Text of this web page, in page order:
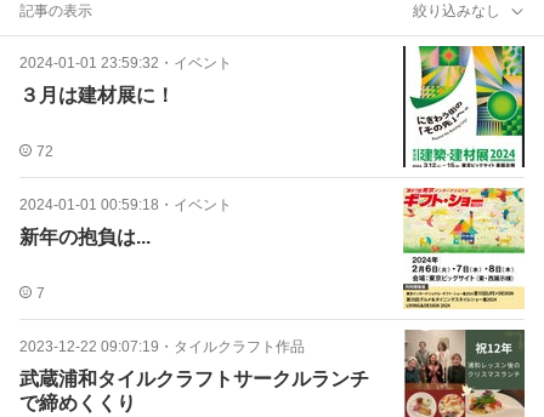
記事の表示 絞り込みなし
2024-01-01 23:59:32 ・ イベント
３月は建材展に！
72
2024-01-01 00:59:18 ・ イベント
新年の抱負は...
7
2023-12-22 09:07:19 ・ タイルクラフト作品
武蔵浦和タイルクラフトサークルランチ
で締めくくり